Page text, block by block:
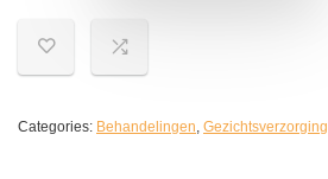
Categories: Behandelingen, Gezichtsverzorging